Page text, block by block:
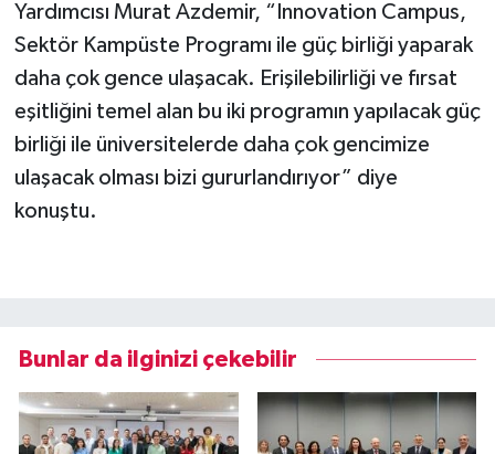
Yardımcısı Murat Azdemir, “Innovation Campus,
Sektör Kampüste Programı ile güç birliği yaparak
daha çok gence ulaşacak. Erişilebilirliği ve fırsat
eşitliğini temel alan bu iki programın yapılacak güç
birliği ile üniversitelerde daha çok gencimize
ulaşacak olması bizi gururlandırıyor” diye
konuştu.
Bunlar da ilginizi çekebilir